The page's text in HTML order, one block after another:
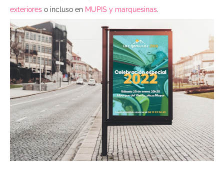
exteriores o incluso en MUPIS y marquesinas.